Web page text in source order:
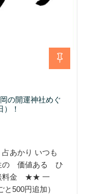
開運神社めぐ
！
あかり いつも
の 価値ある ひ
料金 ★★ 一
500円追加）